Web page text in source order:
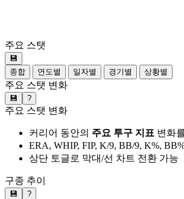
주요 스탯
💾
종합
연도별 일자별 경기별 상황별
주요 스탯 변화
💾 ?
주요 스탯 변화
커리어 동안의 주요 투구 지표 변화
ERA, WHIP, FIP, K/9, BB/9, K%,
상단 토글로 막대/선 차트 전환 가능
구종 추이
💾 ?